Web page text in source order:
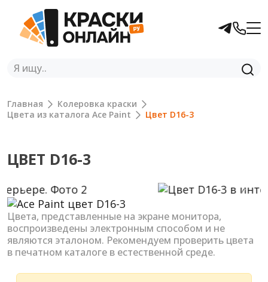
Главная
Колеровка краски
Цвета из каталога Ace Paint
Цвет D16-3
ЦВЕТ D16-3
Previous Next
Цвета, представленные на экране монитора,
воспроизведены электронным способом и не
являются эталоном. Рекомендуем проверить цвета
в печатном каталоге в естественной среде.